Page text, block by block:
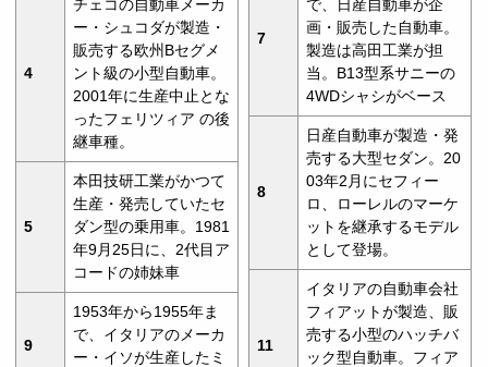
4
チェコの自動車メーカ
ー・シュコダが製造・
販売する欧州Bセグメ
ント級の小型自動車。
2001年に生産中止とな
ったフェリツィア の後
継車種。
5
本田技研工業がかつて
生産・発売していたセ
ダン型の乗用車。1981
年9月25日に、2代目ア
コードの姉妹車
9
1953年から1955年ま
で、イタリアのメーカ
ー・イソが生産したミ
7
で、日産自動車が企
画・販売した自動車。
製造は高田工業が担
当。B13型系サニーの
4WDシャシがベース
8
日産自動車が製造・発
売する大型セダン。20
03年2月にセフィー
ロ、ローレルのマーケ
ットを継承するモデル
として登場。
11
イタリアの自動車会社
フィアットが製造、販
売する小型のハッチバ
ック型自動車。フィア